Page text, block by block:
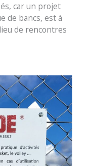
car un projet
de bancs, est à
de rencontres